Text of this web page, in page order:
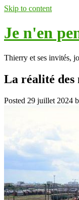
Skip to content
Je n'en
Thierry et ses invités,
La réalité des
Posted 29 juillet 2024